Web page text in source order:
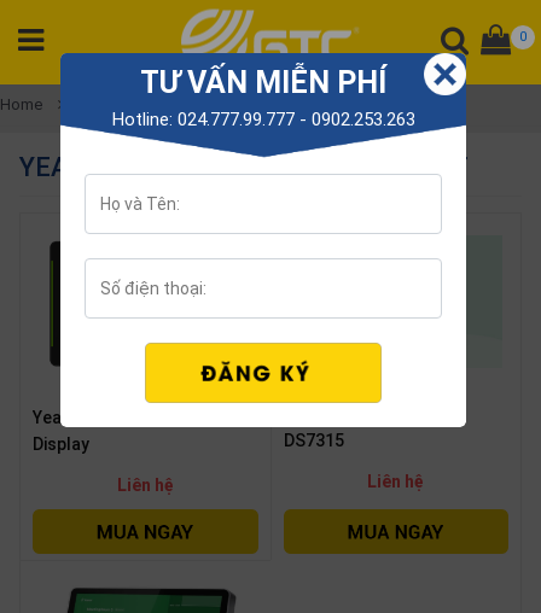
0
Home
YEASTAR CONFERENCE EQUIPMENT
Yeastar DS7510 Workplace
Display
Liên hệ
DS7315
Liên hệ
CATEGORY
PRODUCT
Điện
Hội
nghị
OTHOR
CATEGORY
TƯ VẤN MIỄN PHÍ
Hotline: 024.777.99.777 - 0902.253.263